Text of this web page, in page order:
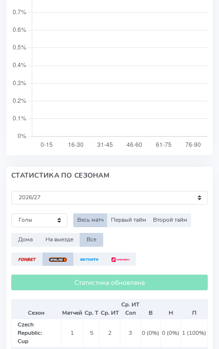
СТАТИСТИКА ПО СЕЗОНАМ
Весь матч Первый тайм Второй тайм
Дома На выезде Все
Статистика обновлена
Сезон Матчей Ср. Т Ср. ИТ
Ср. ИТ
Соп
В Н
П
Czech
Republic:
Cup
1 5 2 3 0 (0%) 0 (0%) 1 (100%)